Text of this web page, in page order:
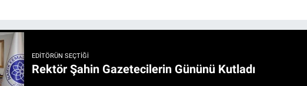
EDITÖRÜN SEÇTIĞI
Rektör Şahin Gazetecilerin Gününü Kutladı